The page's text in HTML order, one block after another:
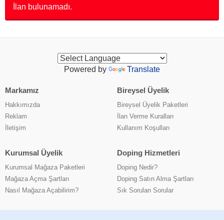
İlan bulunamadı.
Powered by Translate
Markamız
Hakkımızda
Reklam
İletişim
Bireysel Üyelik
Bireysel Üyelik Paketleri
İlan Verme Kuralları
Kullanım Koşulları
Kurumsal Üyelik
Kurumsal Mağaza Paketleri
Mağaza Açma Şartları
Nasıl Mağaza Açabilirim?
Doping Hizmetleri
Doping Nedir?
Doping Satın Alma Şartları
Sık Sorulan Sorular